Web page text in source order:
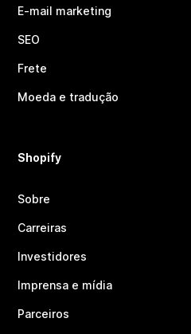
E-mail marketing
SEO
Frete
Moeda e tradução
Shopify
Sobre
Carreiras
Investidores
Imprensa e mídia
Parceiros